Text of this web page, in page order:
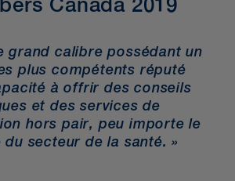
Canada 2019
grand calibre possédant un
plus compétents réputé
à offrir des conseils
et des services de
hors pair, peu importe le
du secteur de la santé. »